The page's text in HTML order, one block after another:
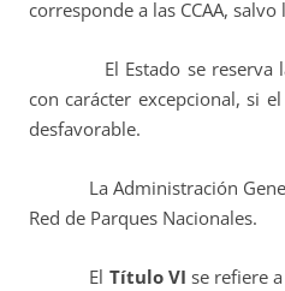
corresponde a las CCAA,
El Estado se
con carácter excepcional, si
desfavorable.
La Administración
Red de Parques Nacionales.
El Título VI se refiere